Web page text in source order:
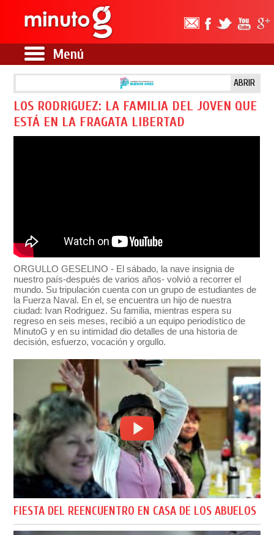
Menú
ABRIR
LOS RODRIGUEZ: LA FAMILIA DEL JOVEN QUE
ESTÁ EN LA FRAGATA LIBERTAD
ORGULLO GESELINO - El sábado, la nave insignia de
nuestro país-después de varios años- volvió a recorrer el
mundo. Su tripulación cuenta con un grupo de estudiantes de
la Fuerza Naval. En el, se encuentra un hijo de nuestra
ciudad: Ivan Rodriguez. Su familia, mientras espera su
regreso en seis meses, recibió a un equipo periodístico de
MinutoG y en su intimidad dio detalles de una historia de
decisión, esfuerzo, vocación y orgullo.
FIESTA DEL REENCUENTRO EN CASA DE LOS ABUELOS